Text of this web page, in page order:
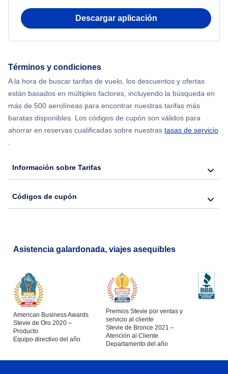
Descargar aplicación
Términos y condiciones
A la hora de buscar tarifas de vuelo, los descuentos y ofertas
están basados en múltiples factores, incluyendo la búsqueda en
más de 500 aerolíneas para encontrar nuestras tarifas más
baratas disponibles. Los códigos de cupón son válidos para
ahorrar en reservas cualificadas sobre nuestras tasas de servicio
.
Información sobre Tarifas
Códigos de cupón
Asistencia galardonada, viajes asequibles
American Business Awards
Stevie de Oro 2020 –
Producto
Equipo directivo del año
Premios Stevie por ventas y
servicio al cliente
Stevie de Bronce 2021 –
Atención al Cliente
Departamento del año